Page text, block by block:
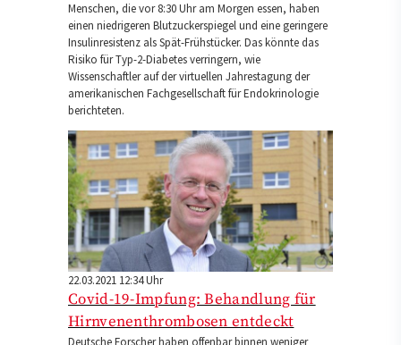
Menschen, die vor 8:30 Uhr am Morgen essen, haben
einen niedrigeren Blutzuckerspiegel und eine geringere
Insulinresistenz als Spät-Frühstücker. Das könnte das
Risiko für Typ-2-Diabetes verringern, wie
Wissenschaftler auf der virtuellen Jahrestagung der
amerikanischen Fachgesellschaft für Endokrinologie
berichteten.
22.03.2021 12:34 Uhr
Covid-19-Impfung: Behandlung für
Hirnvenenthrombosen entdeckt